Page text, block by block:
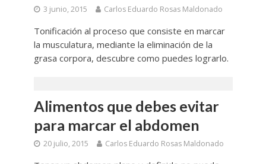
3 junio, 2015 Carlos Eduardo Rosas Maldonado
Tonificación al proceso que consiste en marcar
la musculatura, mediante la eliminación de la
grasa corpora, descubre como puedes lograrlo.
Alimentos que debes evitar
para marcar el abdomen
20 julio, 2015 Carlos Eduardo Rosas Maldonado